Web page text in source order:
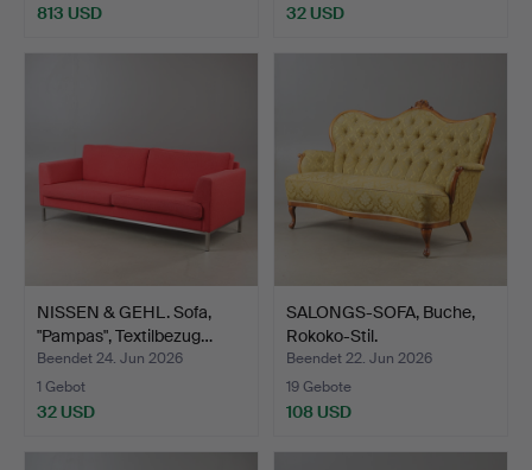
813 USD 32 USD
NISSEN & GEHL. Sofa,
"Pampas", Textilbezug…
Beendet 24. Jun 2026
1 Gebot
32 USD
SALONGS-SOFA, Buche,
Rokoko-Stil.
Beendet 22. Jun 2026
19 Gebote
108 USD